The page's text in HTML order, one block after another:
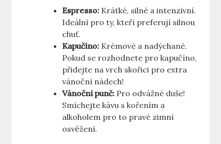
Espresso: Krátké, silné a intenzivní.
Ideální pro ty, kteří preferují silnou
chuť.
Kapučíno: Krémové a nadýchané.
Pokud se rozhodnete pro kapučíno,
přidejte na vrch skořici pro extra
vánoční nádech!
Vánoční punč: Pro odvážné duše!
Smíchejte kávu s kořením a
alkoholem pro to pravé zimní
osvěžení.